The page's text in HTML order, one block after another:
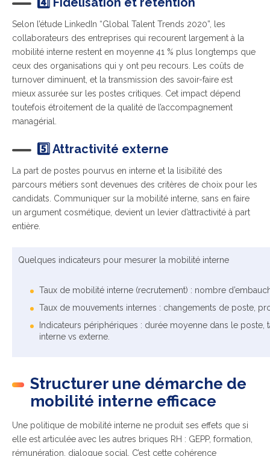
Selon l’étude LinkedIn “Global Talent Trends 2020”, les
collaborateurs des entreprises qui recourent largement à la
mobilité interne restent en moyenne 41 % plus longtemps que
ceux des organisations qui y ont peu recours. Les coûts de
turnover diminuent, et la transmission des savoir-faire est
mieux assurée sur les postes critiques. Cet impact dépend
toutefois étroitement de la qualité de l’accompagnement
managérial.
5️⃣ Attractivité externe
La part de postes pourvus en interne et la lisibilité des
parcours métiers sont devenues des critères de choix pour les
candidats. Communiquer sur la mobilité interne, sans en faire
un argument cosmétique, devient un levier d’attractivité à part
entière.
Quelques indicateurs pour mesurer la mobilité interne
Taux de mobilité interne (recrutement) : nombre
Taux de mouvements internes : changements de poste,
Indicateurs périphériques : durée moyenne dans le
interne vs externe.
Structurer une démarche de
mobilité interne efficace
Une politique de mobilité interne ne produit ses effets que si
elle est articulée avec les autres briques RH : GEPP, formation,
rémunération, dialogue social. C’est cette cohérence